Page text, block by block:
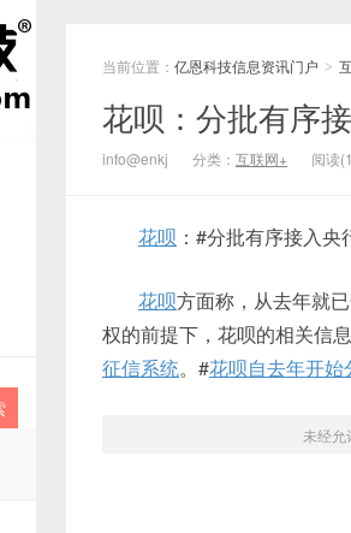
当前位置： 亿恩科技信息资讯门户 >
花呗：分批有序
info@enkj 分类： 互联网+ 阅读
花呗 ：#分批有序接入央
花呗方面称，从去年就
权的前提下，花呗的相关信
征信系统。#花呗自去年开
未经允